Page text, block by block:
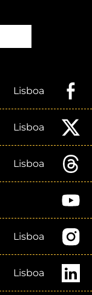
Lisboa
Lisboa
Lisboa
Lisboa
Lisboa